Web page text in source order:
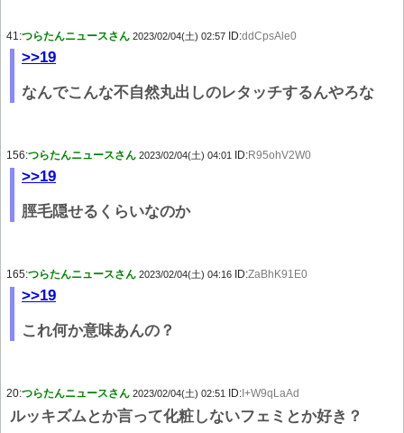
41:つらたんニュースさん 2023/02/04(土) 02:57 ID:ddCpsAle0
>>19
なんでこんな不自然丸出しのレタッチするんやろな
156:つらたんニュースさん 2023/02/04(土) 04:01 ID:R95ohV2W0
>>19
脛毛隠せるくらいなのか
165:つらたんニュースさん 2023/02/04(土) 04:16 ID:ZaBhK91E0
>>19
これ何か意味あんの？
20:つらたんニュースさん 2023/02/04(土) 02:51 ID: I+W9qLaAd
ルッキズムとか言って化粧しないフェミとか好き？